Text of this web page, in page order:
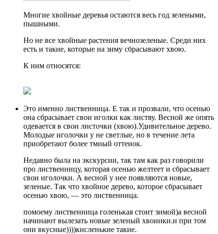
Многие хвойные деревья остаются весь год зелеными,
пышными.
Но не все хвойные растения вечнозеленые. Среди них
есть и такие, которые на зиму сбрасывают хвою.
К ним относятся:
Это именно лиственница. Е так и прозвали, что осенью
она сбрасывает свои иголки как листву. Весной же опять
одевается в свои листочки (хвою).Удивительное дерево.
Молодые иголочки у не светлые, но в течение лета
приобретают более тмный оттенок.
Недавно была на экскурсии, так там как раз говорили
про лиственницу, которая осенью желтеет и сбрасывает
свои иголочки. А весной у нее появляются новые,
зеленые. Так что хвойное дерево, которое сбрасывает
осенью хвою, — это лиственница.
помоему лиственница голенькая стоит зимой)а весной
начинают вылезать новые зеленый хвоинки.и при том
они вкусные))))кисленькие такие.